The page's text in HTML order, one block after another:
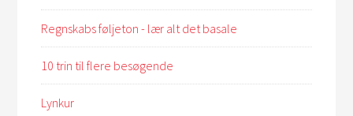
Regnskabs føljeton - lær alt det basale
10 trin til flere besøgende
Lynkur